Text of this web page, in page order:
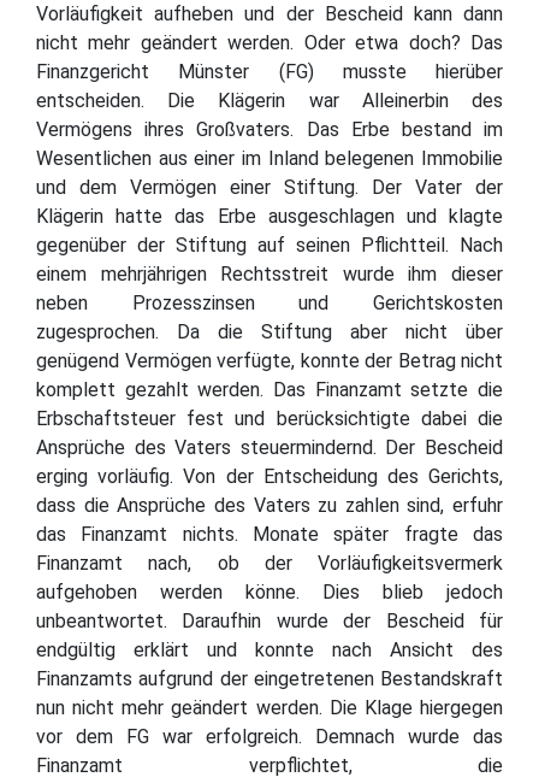
Vorläufigkeit aufheben und der Bescheid kann dann
nicht mehr geändert werden. Oder etwa doch? Das
Finanzgericht Münster (FG) musste hierüber
entscheiden. Die Klägerin war Alleinerbin des
Vermögens ihres Großvaters. Das Erbe bestand im
Wesentlichen aus einer im Inland belegenen Immobilie
und dem Vermögen einer Stiftung. Der Vater der
Klägerin hatte das Erbe ausgeschlagen und klagte
gegenüber der Stiftung auf seinen Pflichtteil. Nach
einem mehrjährigen Rechtsstreit wurde ihm dieser
neben Prozesszinsen und Gerichtskosten
zugesprochen. Da die Stiftung aber nicht über
genügend Vermögen verfügte, konnte der Betrag nicht
komplett gezahlt werden. Das Finanzamt setzte die
Erbschaftsteuer fest und berücksichtigte dabei die
Ansprüche des Vaters steuermindernd. Der Bescheid
erging vorläufig. Von der Entscheidung des Gerichts,
dass die Ansprüche des Vaters zu zahlen sind, erfuhr
das Finanzamt nichts. Monate später fragte das
Finanzamt nach, ob der Vorläufigkeitsvermerk
aufgehoben werden könne. Dies blieb jedoch
unbeantwortet. Daraufhin wurde der Bescheid für
endgültig erklärt und konnte nach Ansicht des
Finanzamts aufgrund der eingetretenen Bestandskraft
nun nicht mehr geändert werden. Die Klage hiergegen
vor dem FG war erfolgreich. Demnach wurde das
Finanzamt verpflichtet, die